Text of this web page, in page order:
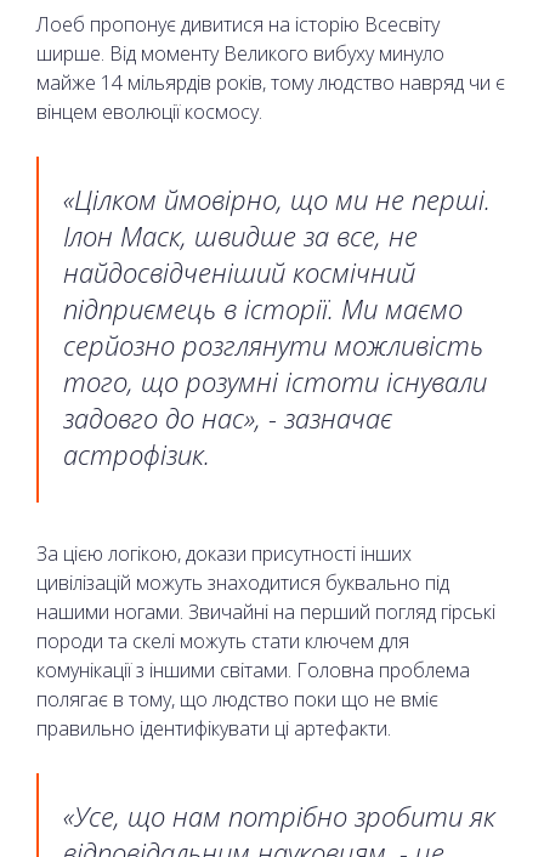
Лоеб пропонує дивитися на історію Всесвіту
ширше. Від моменту Великого вибуху минуло
майже 14 мільярдів років, тому людство навряд чи є
вінцем еволюції космосу.
«Цілком ймовірно, що ми не перші.
Ілон Маск, швидше за все, не
найдосвідченіший космічний
підприємець в історії. Ми маємо
серйозно розглянути можливість
того, що розумні істоти існували
задовго до нас», - зазначає
астрофізик.
За цією логікою, докази присутності інших
цивілізацій можуть знаходитися буквально під
нашими ногами. Звичайні на перший погляд гірські
породи та скелі можуть стати ключем для
комунікації з іншими світами. Головна проблема
полягає в тому, що людство поки що не вміє
правильно ідентифікувати ці артефакти.
«Усе, що нам потрібно зробити як